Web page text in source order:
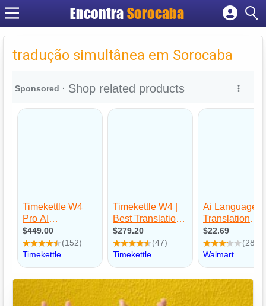
EncontraSorocaba
Cadastrar empresa
Criar conta
tradução simultânea em Sorocaba